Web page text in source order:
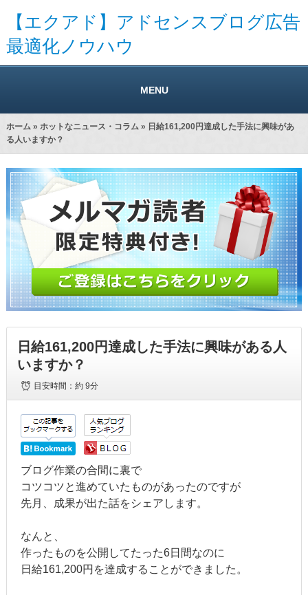
【エクアド】アドセンスブログ広告
最適化ノウハウ
MENU
ホーム» ホットなニュース・コラム» 日給161,200円達成した手法に興味があ
る人いますか？
日給161,200円達成した手法に興味がある人
いますか？
目安時間：約 9分
ブログ作業の合間に裏で
コツコツと進めていたものがあったのですが
先月、成果が出た話をシェアします。
なんと、
作ったものを公開してたった6日間なのに
日給161,200円を達成することができました。